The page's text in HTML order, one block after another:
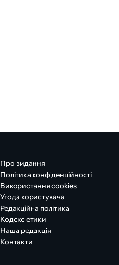
Про видання
Політика конфіденційності
Використання cookies
Угода користувача
Редакційна політика
Кодекс етики
Наша редакція
Контакти